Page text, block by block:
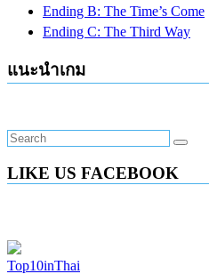
Ending B: The Time’s Come
Ending C: The Third Way
แนะนำเกม
LIKE US FACEBOOK
Top10inThai